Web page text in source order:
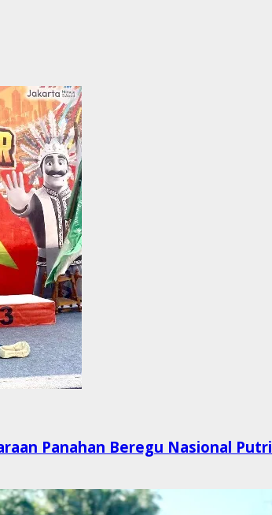
Panahan Beregu Nasional Putri